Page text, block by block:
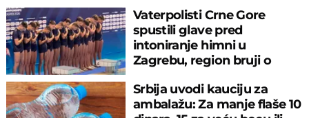
Vaterpolisti Crne Gore
spustili glave pred
intoniranje himni u
Zagrebu, region bruji o
Srbija uvodi kauciju za
ambalažu: Za manje flaše 10